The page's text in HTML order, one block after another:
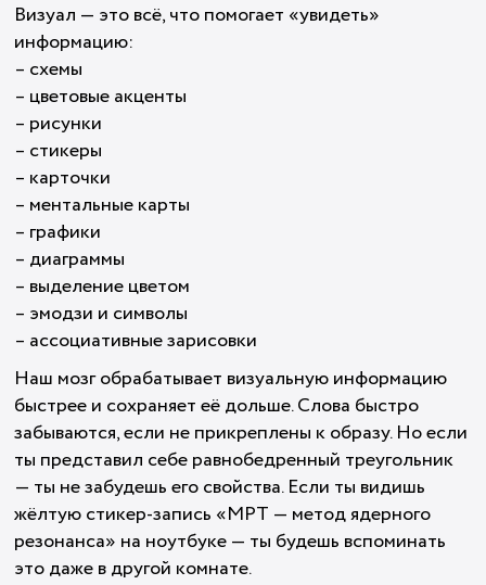
Визуал — это всё, что помогает «увидеть»
информацию:
– схемы
– цветовые акценты
– рисунки
– стикеры
– карточки
– ментальные карты
– графики
– диаграммы
– выделение цветом
– эмодзи и символы
– ассоциативные зарисовки
Наш мозг обрабатывает визуальную информацию
быстрее и сохраняет её дольше. Слова быстро
забываются, если не прикреплены к образу. Но если
ты представил себе равнобедренный треугольник
— ты не забудешь его свойства. Если ты видишь
жёлтую стикер-запись «МРТ — метод ядерного
резонанса» на ноутбуке — ты будешь вспоминать
это даже в другой комнате.